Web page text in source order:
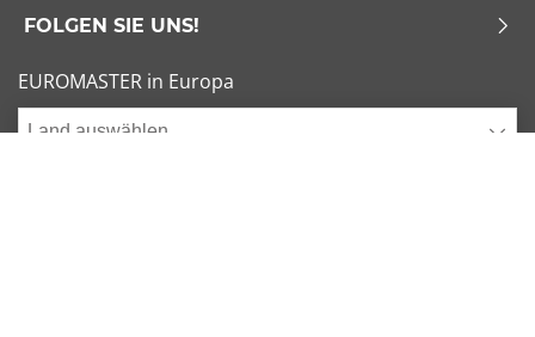
FOLGEN SIE UNS!
EUROMASTER in Europa
Land auswählen